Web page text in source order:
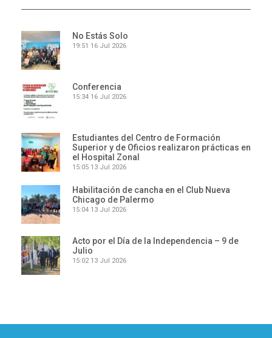
No Estás Solo
19:51 16 Jul 2026
Conferencia
15:34 16 Jul 2026
Estudiantes del Centro de Formación
Superior y de Oficios realizaron prácticas en
el Hospital Zonal
15:05 13 Jul 2026
Habilitación de cancha en el Club Nueva
Chicago de Palermo
15:04 13 Jul 2026
Acto por el Día de la Independencia – 9 de
Julio
15:02 13 Jul 2026